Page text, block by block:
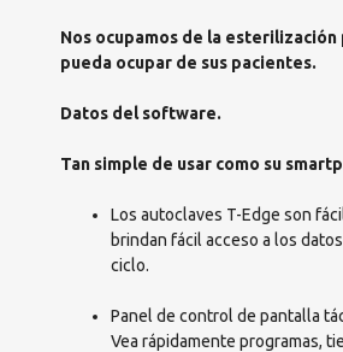
Nos ocupamos de la esterilización
pueda ocupar de sus pacientes.
Datos del software.
Tan simple de usar como su
Los autoclaves T-Edge son
brindan fácil acceso a los
ciclo.
Panel de control de pantalla
Vea rápidamente programas,